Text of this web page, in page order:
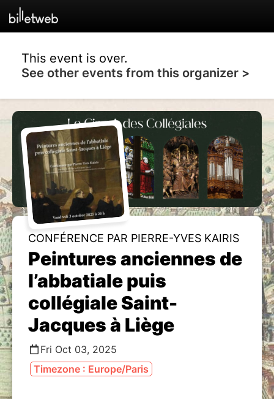
This event is over.
See other events from this organizer >
CONFÉRENCE PAR PIERRE-YVES KAIRIS
Peintures anciennes de
l’abbatiale puis
collégiale Saint-
Jacques à Liège
Fri Oct 03, 2025
Timezone : Europe/Paris